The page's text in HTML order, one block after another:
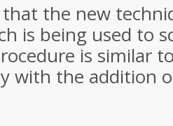
the new
is being used to
is similar
with the addition